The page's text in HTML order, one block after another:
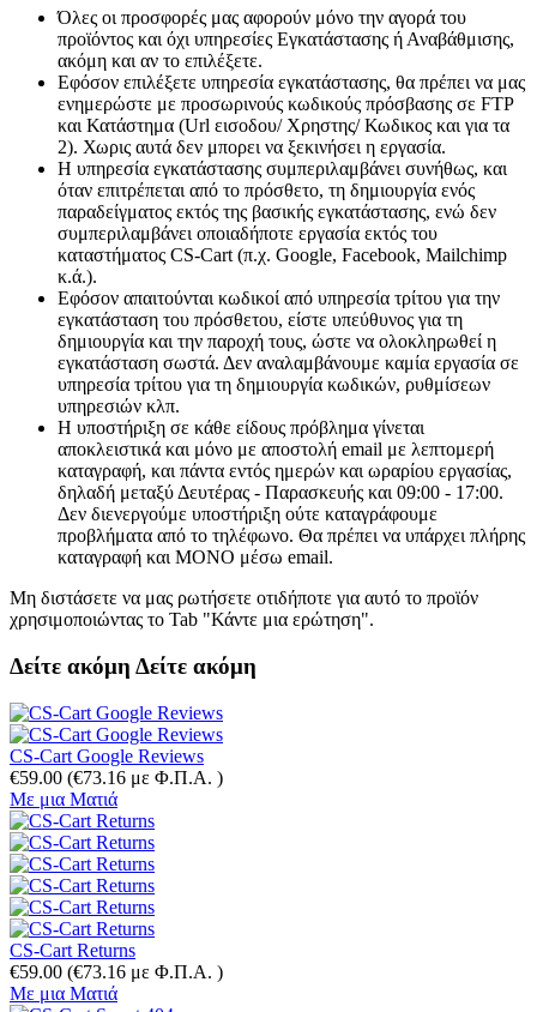
Όλες οι προσφορές μας αφορούν μόνο την αγορά του
προϊόντος και όχι υπηρεσίες Εγκατάστασης ή Αναβάθμισης,
ακόμη και αν το επιλέξετε.
Εφόσον επιλέξετε υπηρεσία εγκατάστασης, θα πρέπει να μας
ενημερώστε με προσωρινούς κωδικούς πρόσβασης σε FTP
και Κατάστημα (Url εισοδου/ Χρηστης/ Κωδικος και για τα
2). Χωρις αυτά δεν μπορει να ξεκινήσει η εργασία.
Η υπηρεσία εγκατάστασης συμπεριλαμβάνει συνήθως, και
όταν επιτρέπεται από το πρόσθετο, τη δημιουργία ενός
παραδείγματος εκτός της βασικής εγκατάστασης, ενώ δεν
συμπεριλαμβάνει οποιαδήποτε εργασία εκτός του
καταστήματος CS-Cart (π.χ. Google, Facebook, Mailchimp
κ.ά.).
Εφόσον απαιτούνται κωδικοί από υπηρεσία τρίτου για την
εγκατάσταση του πρόσθετου, είστε υπεύθυνος για τη
δημιουργία και την παροχή τους, ώστε να ολοκληρωθεί η
εγκατάσταση σωστά. Δεν αναλαμβάνουμε καμία εργασία σε
υπηρεσία τρίτου για τη δημιουργία κωδικών, ρυθμίσεων
υπηρεσιών κλπ.
Η υποστήριξη σε κάθε είδους πρόβλημα γίνεται
αποκλειστικά και μόνο με αποστολή email με λεπτομερή
καταγραφή, και πάντα εντός ημερών και ωραρίου εργασίας,
δηλαδή μεταξύ Δευτέρας - Παρασκευής και 09:00 - 17:00.
Δεν διενεργούμε υποστήριξη ούτε καταγράφουμε
προβλήματα από το τηλέφωνο. Θα πρέπει να υπάρχει πλήρης
καταγραφή και ΜΟΝΟ μέσω email.
Μη διστάσετε να μας ρωτήσετε οτιδήποτε για αυτό το προϊόν
χρησιμοποιώντας το Tab "Κάντε μια ερώτηση".
Δείτε ακόμη Δείτε ακόμη
CS-Cart Google Reviews
€59.00 (€73.16 με Φ.Π.Α. )
Με μια Ματιά
CS-Cart Returns
€59.00 (€73.16 με Φ.Π.Α. )
Με μια Ματιά